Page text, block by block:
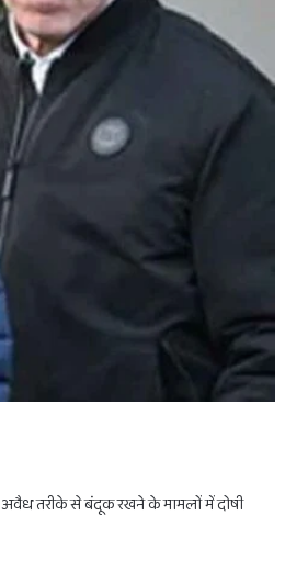
अवैध तरीके से बंदूक रखने के मामलों में दोषी